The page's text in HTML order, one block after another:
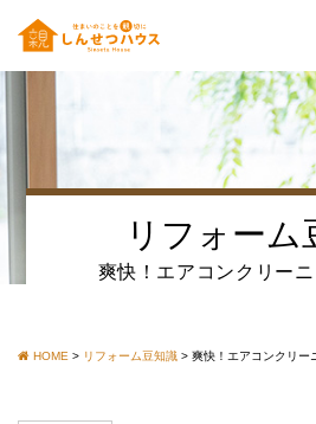
リフォーム
爽快！エアコンクリー
HOME > リフォーム豆知識 > 爽快！エアコンクリー